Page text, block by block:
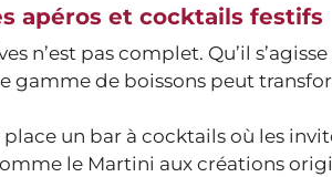
apéros et cocktails festifs
n’est pas complet. Qu’il
gamme de boissons peut
place un bar à cocktails où les
le Martini aux créations